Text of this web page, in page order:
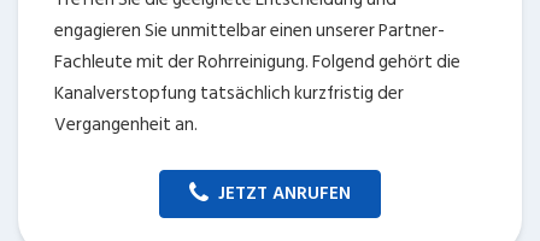
engagieren Sie unmittelbar einen unserer Partner-
Fachleute mit der Rohrreinigung. Folgend gehört die
Kanalverstopfung tatsächlich kurzfristig der
Vergangenheit an.
JETZT ANRUFEN